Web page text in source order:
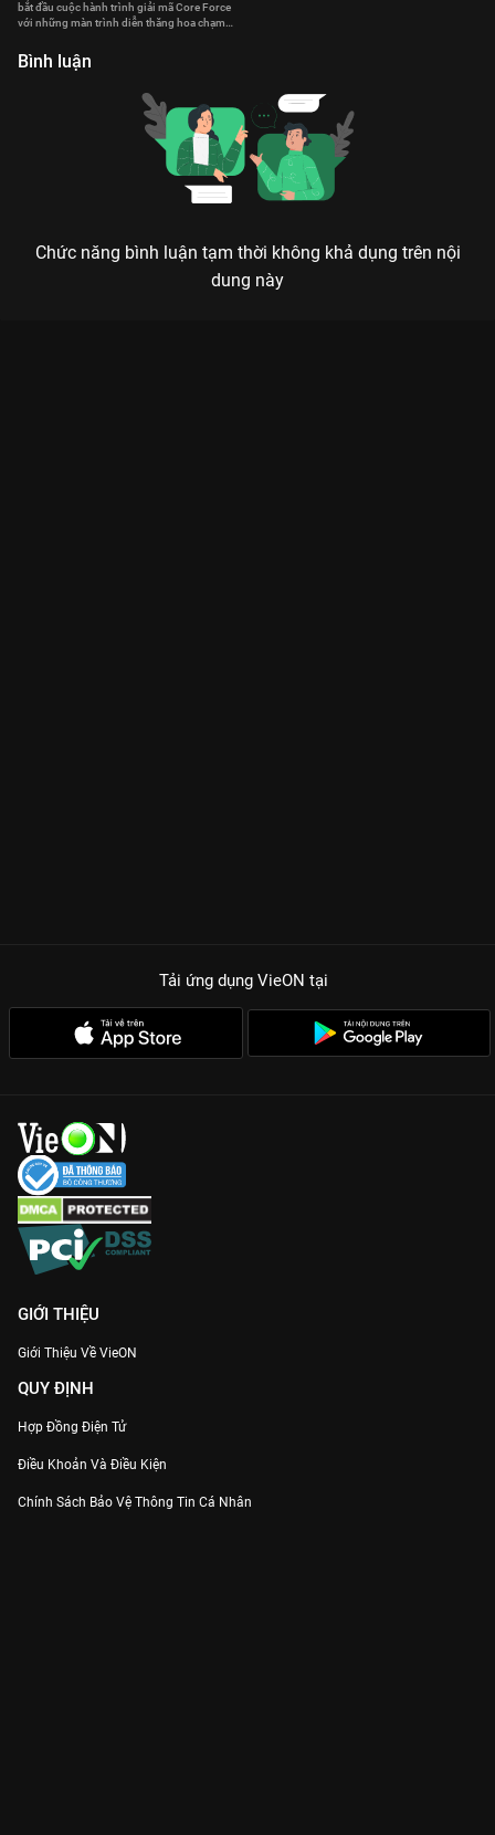
bắt đầu cuộc hành trình giải mã Core Force
với những màn trình diễn thăng hoa chạm
Bình luận
Chức năng bình luận tạm thời không khả dụng trên nội
dung này
Tải ứng dụng VieON tại
GIỚI THIỆU
Giới Thiệu Về VieON
QUY ĐỊNH
Hợp Đồng Điện Tử
Điều Khoản Và Điều Kiện
Chính Sách Bảo Vệ Thông Tin Cá Nhân